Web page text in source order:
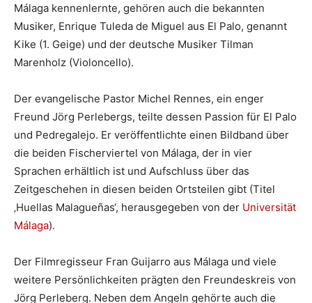
Málaga kennenlernte, gehören auch die bekannten
Musiker, Enrique Tuleda de Miguel aus El Palo, genannt
Kike (1. Geige) und der deutsche Musiker Tilman
Marenholz (Violoncello).
Der evangelische Pastor Michel Rennes, ein enger
Freund Jörg Perlebergs, teilte dessen Passion für El Palo
und Pedregalejo. Er veröffentlichte einen Bildband über
die beiden Fischerviertel von Málaga, der in vier
Sprachen erhältlich ist und Aufschluss über das
Zeitgeschehen in diesen beiden Ortsteilen gibt (Titel
‚Huellas Malagueñas‘, herausgegeben von der Universität
Málaga).
Der Filmregisseur Fran Guijarro aus Málaga und viele
weitere Persönlichkeiten prägten den Freundeskreis von
Jörg Perleberg. Neben dem Angeln gehörte auch die